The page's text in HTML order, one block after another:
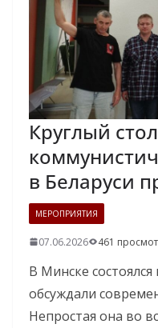
Круглый
в Беларуси
МЕРОПРИЯТИЯ
07.06.2026 461
В Минске
обсуждали
Непростая она во